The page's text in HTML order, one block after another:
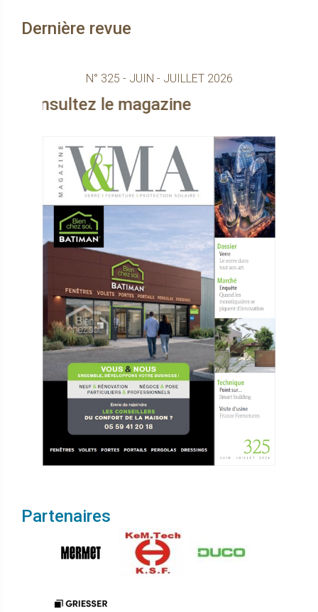
Dernière revue
N° 325 - JUIN - JUILLET 2026
le magazine
Partenaires